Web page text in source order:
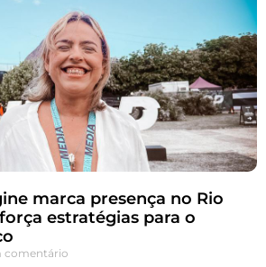
marca presença no Rio
estratégias para o
comentário